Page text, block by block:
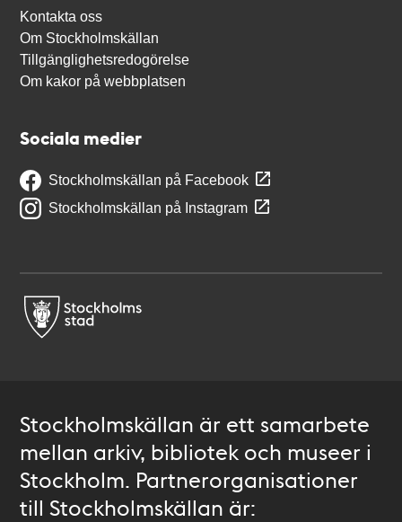
Kontakta oss
Om Stockholmskällan
Tillgänglighetsredogörelse
Om kakor på webbplatsen
Sociala medier
Stockholmskällan på Facebook
Stockholmskällan på Instagram
Stockholmskällan är ett samarbete
mellan arkiv, bibliotek och museer i
Stockholm. Partnerorganisationer
till Stockholmskällan är: